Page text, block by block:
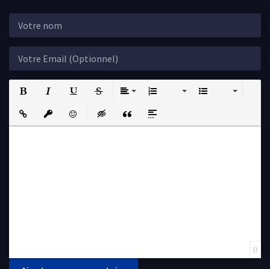
Strikethrough
Insert LinkInsert protected link
EmoticonsInsert hidden text
Insert QuoteInsert spoiler
0